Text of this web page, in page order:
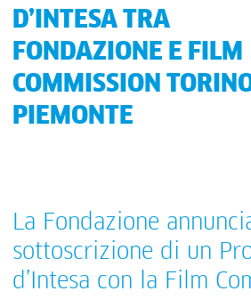
D’INTESA TRA
FONDAZIONE E FILM
COMMISSION
PIEMONTE
La Fondazione
sottoscrizione di un
d’Intesa con la Film